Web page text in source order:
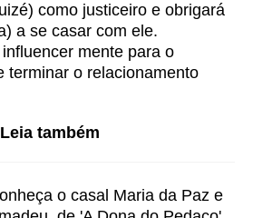
como justiceiro e obrigará
a se casar com ele.
mente para o
terminar o relacionamento
Leia também
o casal Maria da Paz e